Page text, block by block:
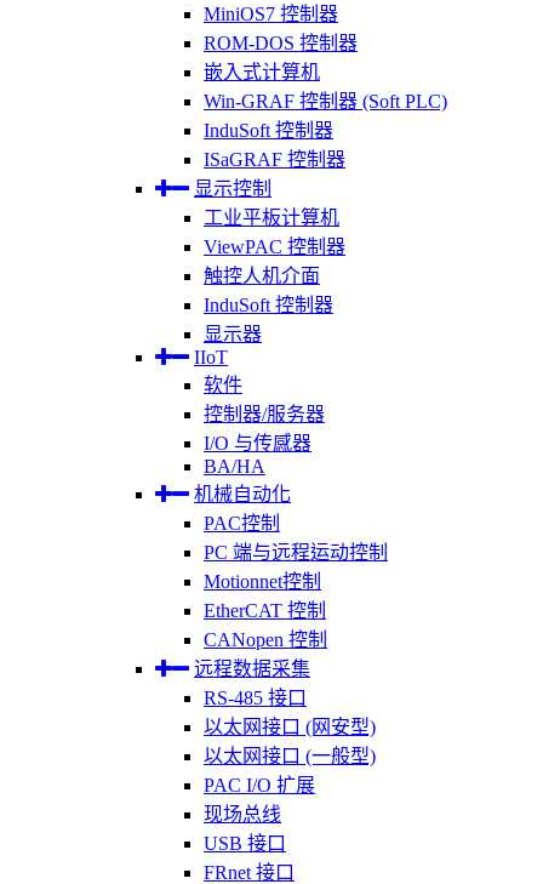
MiniOS7 控制器
ROM-DOS 控制器
嵌入式计算机
Win-GRAF 控制器 (Soft PLC)
InduSoft 控制器
ISaGRAF 控制器
显示控制
工业平板计算机
ViewPAC 控制器
触控人机介面
InduSoft 控制器
显示器
IIoT
软件
控制器/服务器
I/O 与传感器
BA/HA
机械自动化
PAC控制
PC 端与远程运动控制
Motionnet控制
EtherCAT 控制
CANopen 控制
远程数据采集
RS-485 接口
以太网接口 (网安型)
以太网接口 (一般型)
PAC I/O 扩展
现场总线
USB 接口
FRnet 接口